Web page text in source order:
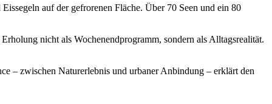
auf der gefrorenen Fläche. Über 70 Seen und ein 80
nicht als Wochenendprogramm, sondern als Alltagsrealität.
– zwischen Naturerlebnis und urbaner Anbindung – erklärt den